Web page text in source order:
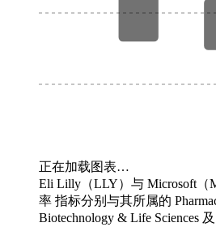
正在加载图表…
Eli Lilly（LLY）与 Microsoft（
率 指标分别与其所属的
Biotechnology & Life Sciences